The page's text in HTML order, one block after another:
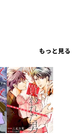
もっと見る